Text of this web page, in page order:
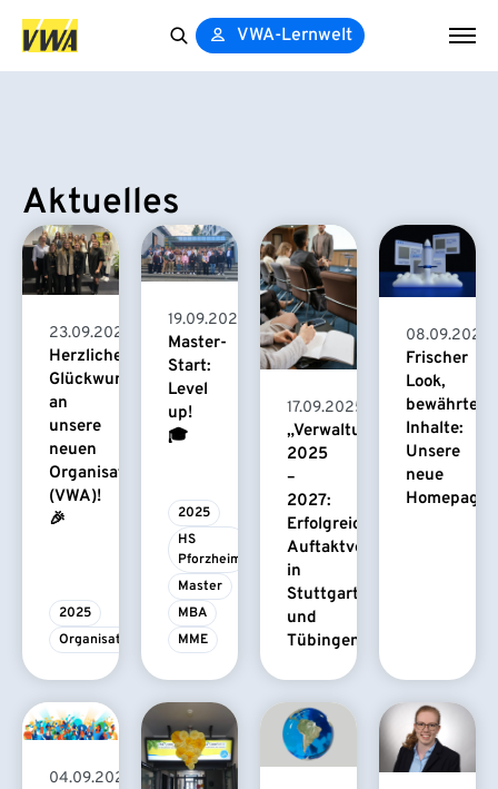
VWA-Lernwelt
Aktuelles
23.09.2025
Herzlichen
Glückwunsch
an
unsere
neuen
Organisationsassistentinnen
(VWA)!
🎉
2025
Organisationsassistenz
19.09.2025
Master-
Start:
Level
up!
🎓
2025
HS
Pforzheim
Master
MBA
MME
17.09.2025
„Verwaltungsfachwirt/in“
2025
–
2027:
Erfolgreiche
Auftaktveranstaltungen
in
Stuttgart
und
Tübingen
08.09.2025
Frischer
Look,
bewährte
Inhalte:
Unsere
neue
Homepage
04.09.2025